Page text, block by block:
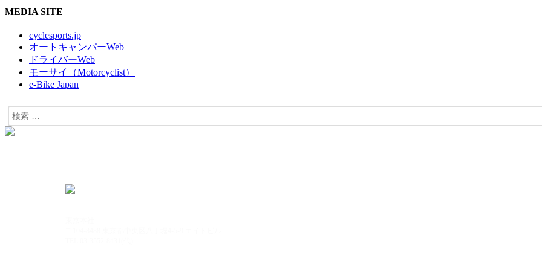
MEDIA SITE
cyclesports.jp
オートキャンパーWeb
ドライバーWeb
モーサイ（Motorcyclist）
e-Bike Japan